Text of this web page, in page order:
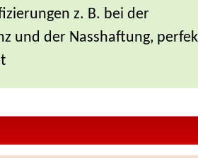
z. B. bei der
und der Nasshaftung,